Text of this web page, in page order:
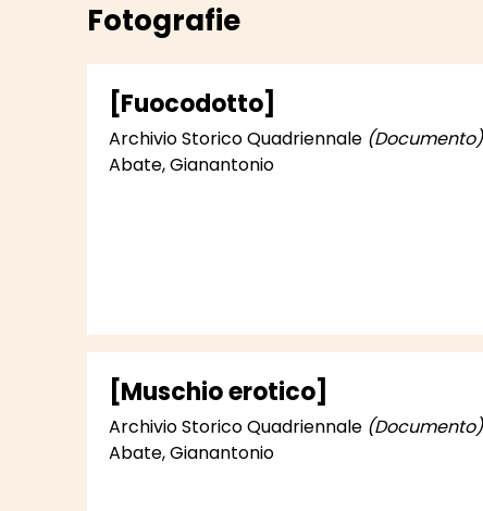
Fotografie
[Fuocodotto]
Archivio Storico Quadriennale (Documento)
Abate, Gianantonio
[Muschio erotico]
Archivio Storico Quadriennale (Documento)
Abate, Gianantonio